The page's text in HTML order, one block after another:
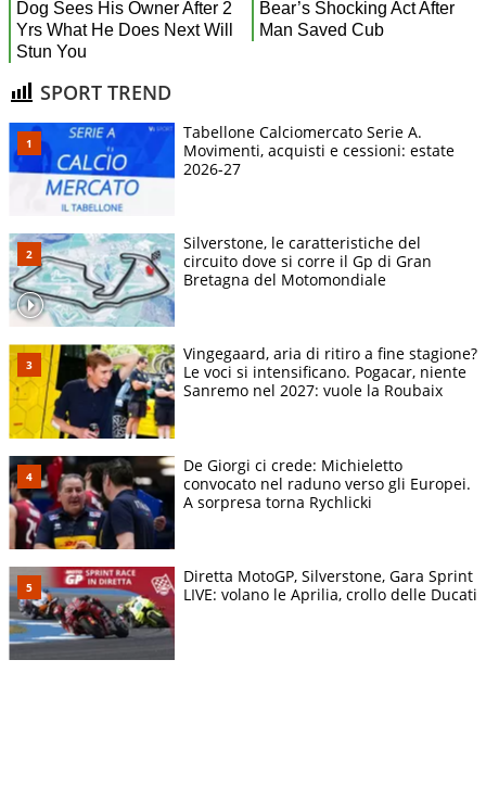
SPORT TREND
Tabellone Calciomercato Serie A.
Movimenti, acquisti e cessioni: estate
2026-27
Silverstone, le caratteristiche del
circuito dove si corre il Gp di Gran
Bretagna del Motomondiale
Vingegaard, aria di ritiro a fine stagione?
Le voci si intensificano. Pogacar, niente
Sanremo nel 2027: vuole la Roubaix
De Giorgi ci crede: Michieletto
convocato nel raduno verso gli Europei.
A sorpresa torna Rychlicki
Diretta MotoGP, Silverstone, Gara Sprint
LIVE: volano le Aprilia, crollo delle Ducati